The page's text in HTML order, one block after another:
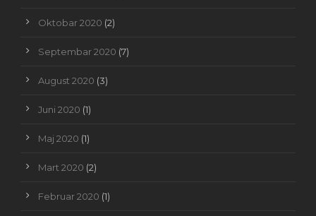
Oktobar 2020 (2)
Septembar 2020 (7)
August 2020 (3)
Juni 2020 (1)
Maj 2020 (1)
Mart 2020 (2)
Februar 2020 (1)